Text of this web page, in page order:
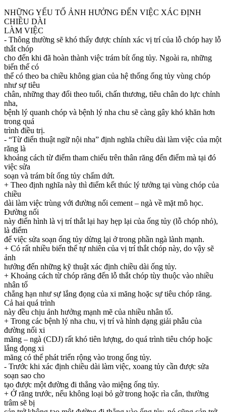
NHỮNG YẾU TỐ ẢNH HƯỞNG ĐẾN VIỆC XÁC ĐỊNH
CHIỀU DÀI
LÀM VIỆC
- Thông thường sẽ khó thấy được chính xác vị trí của lỗ chóp hay lỗ
thắt chóp
cho đến khi đã hoàn thành việc trám bít ống tủy. Ngoài ra, những
biến thể có
thể có theo ba chiều không gian của hệ thống ống tủy vùng chóp
như sự tiêu
chân, những thay đổi theo tuổi, chấn thương, tiêu chân do lực chỉnh
nha,
bệnh lý quanh chóp và bệnh lý nha chu sẽ càng gây khó khăn hơn
trong quá
trình điều trị.
- “Từ điển thuật ngữ nội nha” định nghĩa chiều dài làm việc của một
răng là
khoảng cách từ điểm tham chiếu trên thân răng đến điểm mà tại đó
việc sửa
soạn và trám bít ống tủy chấm dứt.
+ Theo định nghĩa này thì điểm kết thúc lý tưởng tại vùng chóp của
chiều
dài làm việc trùng với đường nối cement – ngà về mặt mô học.
Đường nối
này điển hình là vị trí thắt lại hay hẹp lại của ống tủy (lỗ chóp nhỏ),
là điểm
để việc sửa soạn ống tủy dừng lại ở trong phần ngà lành mạnh.
+ Có rất nhiều biến thể tự nhiên của vị trí thắt chóp này, do vậy sẽ
ảnh
hưởng đến những kỹ thuật xác định chiều dài ống tủy.
+ Khoảng cách từ chóp răng đến lỗ thắt chóp tùy thuộc vào nhiều
nhân tố
chẳng hạn như sự lắng đọng của xi măng hoặc sự tiêu chóp răng.
Cả hai quá trình
này đều chịu ảnh hưởng mạnh mẽ của nhiều nhân tố.
+ Trong các bệnh lý nha chu, vị trí và hình dạng giải phẫu của
đường nối xi
măng – ngà (CDJ) rất khó tiên lượng, do quá trình tiêu chóp hoặc
lắng đọng xi
măng có thể phát triển rộng vào trong ống tủy.
- Trước khi xác định chiều dài làm việc, xoang tủy cần được sửa
soạn sao cho
tạo được một đường đi thẳng vào miệng ống tủy.
+ Ở răng trước, nếu không loại bỏ gờ trong hoặc rìa cắn, thường
trâm sẽ bị